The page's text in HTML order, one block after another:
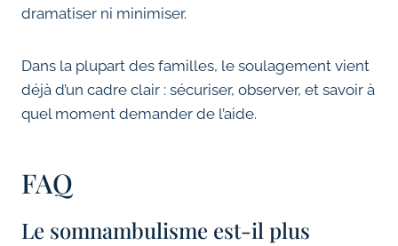
dramatiser ni minimiser.
Dans la plupart des familles, le soulagement vient
déjà d’un cadre clair : sécuriser, observer, et savoir à
quel moment demander de l’aide.
FAQ
Le somnambulisme est-il plus